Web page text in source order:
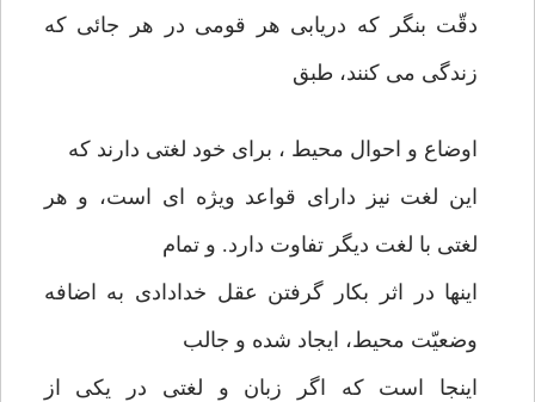
دقّت بنگر که دریابی هر قومی در هر جائی که
زندگی می کنند، طبق
اوضاع و احوال محیط ، برای خود لغتی دارند که
این لغت نیز دارای قواعد ویژه ای است، و هر
لغتی با لغت دیگر تفاوت دارد. و تمام
اینها در اثر بکار گرفتن عقل خدادادی به اضافه
وضعیّت محیط، ایجاد شده و جالب
اینجا است که اگر زبان و لغتی در یکی از